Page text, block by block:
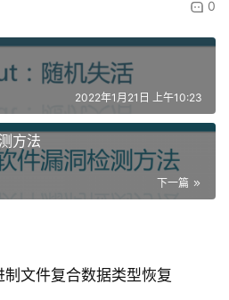
0
2022年1月21日 上午10:23
方法
下一篇
制文件复合数据类型恢复